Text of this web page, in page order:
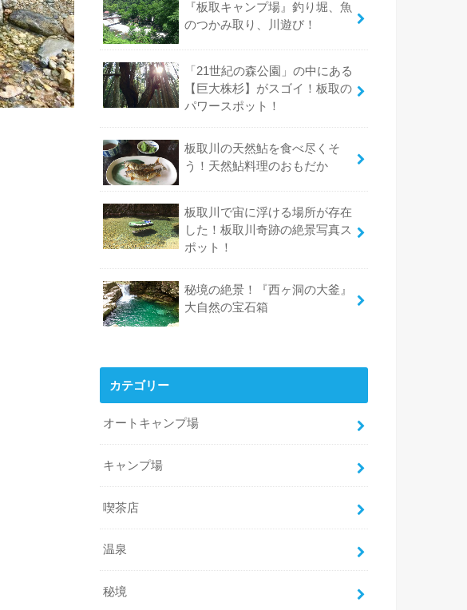
『板取キャンプ場』釣り堀、魚
のつかみ取り、川遊び！
「21世紀の森公園」の中にある
【巨大株杉】がスゴイ！板取の
パワースポット！
板取川の天然鮎を食べ尽くそ
う！天然鮎料理のおもだか
板取川で宙に浮ける場所が存在
した！板取川奇跡の絶景写真ス
ポット！
秘境の絶景！『西ヶ洞の大釜』
大自然の宝石箱
カテゴリー
オートキャンプ場
キャンプ場
喫茶店
温泉
秘境